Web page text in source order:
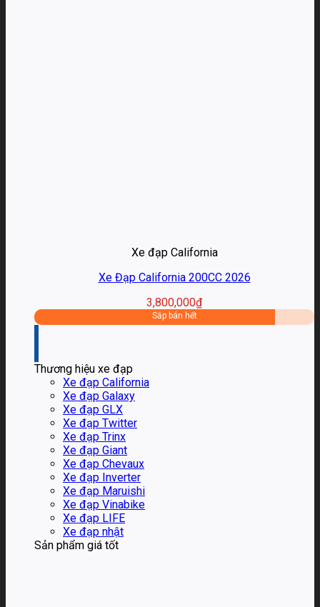
Xe đạp California
Xe Đạp California 200CC 2026
3,800,000₫
Sắp bán hết
Thương hiệu xe đạp
Xe đạp California
Xe đạp Galaxy
Xe đạp GLX
Xe đạp Twitter
Xe đạp Trinx
Xe đạp Giant
Xe đạp Chevaux
Xe đạp Inverter
Xe đạp Maruishi
Xe đạp Vinabike
Xe đạp LIFE
Xe đạp nhật
Sản phẩm giá tốt